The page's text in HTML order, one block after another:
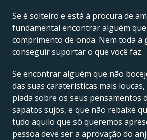
Se é solteiro e está à procura de
fundamental encontrar alguém que
comprimento de onda. Nem toda a
conseguir suportar o que você faz.
Se encontrar alguém que não
das suas caraterísticas mais loucas,
piada sobre os seus pensamentos
sapatos sujos, e que não rebaixe
tudo aquilo que só queremos
pessoa deve ser a aprovação do